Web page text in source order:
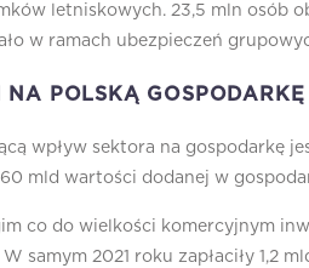
letniskowych. 23,5 mln osób
w ramach ubezpieczeń
NA POLSKĄ
wpływ sektora na gospodarkę
mld wartości dodanej w
co do wielkości komercyjnym
samym 2021 roku zapłaciły 1,2